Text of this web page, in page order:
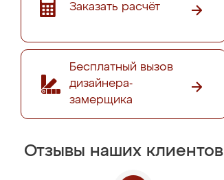
Заказать расчёт
Бесплатный вызов
дизайнера-
замерщика
Отзывы наших клиентов